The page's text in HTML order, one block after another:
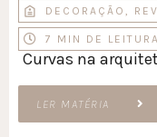
DECORAÇÃO ,
7 MIN DE LEITURA
Curvas na
LER MATÉRIA